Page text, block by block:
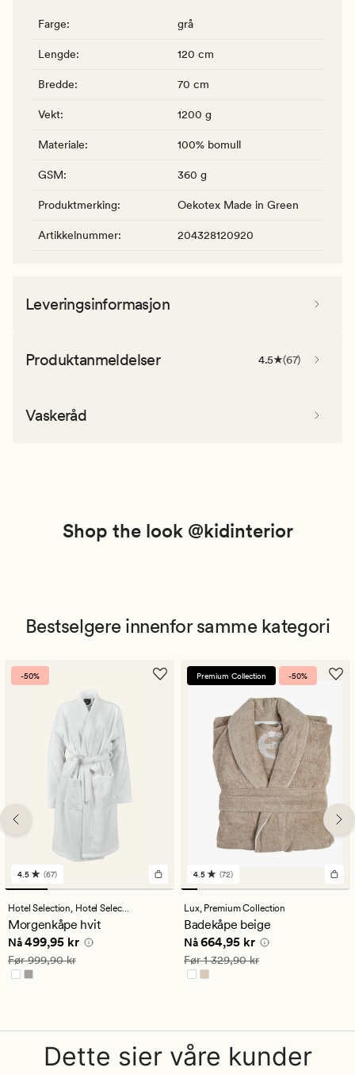
Farge: grå
Lengde: 120 cm
Bredde: 70 cm
Vekt: 1200 g
Materiale: 100% bomull
GSM: 360 g
Produktmerking: Oekotex Made in Green
Artikkelnummer: 204328120920
Leveringsinformasjon
Produktanmeldelser 4.5 (67)
Vaskeråd
Shop the look @kidinterior
Bestselgere innenfor samme kategori
-50%
67
anmeldelser
med
en
gjennomsnittlig
vurdering
på
4.5
4.5 (67)
Hotel Selection, Hotel Selection
Morgenkåpe hvit
Nåværende pris
Nå499,95 kr
Vanlig pris 999,90 kr
Før999,90 kr
Premium Collection -50%
72
anmeldelser
med
en
gjennomsnittlig
vurdering
på
4.5
4.5 (72)
Lux, Premium Collection
Badekåpe beige
Nåværende pris
Nå664,95 kr
Vanlig pris 1 329,90 kr
Før1 329,90 kr
Dette sier våre kunder